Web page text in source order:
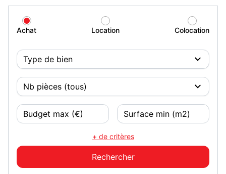
Achat Location Colocation
+ de critères